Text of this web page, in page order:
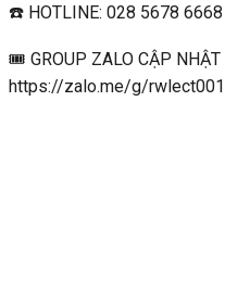
☎️ HOTLINE: 028 5678 6668
🎟 GROUP ZALO CẬP NHẬT
https://zalo.me/g/rwlect001